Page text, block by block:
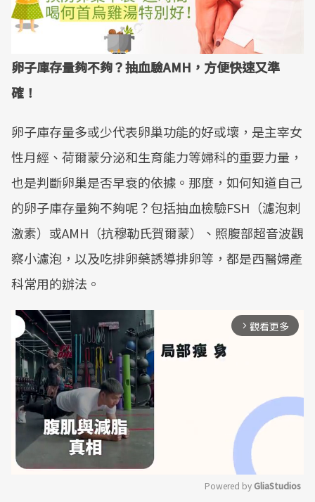
卵子庫存量夠不夠？抽血驗AMH，方便快速又準
確！
卵子庫存量多或少代表卵巢功能的好或壞，是主宰女
性月經、荷爾蒙分泌和生育能力等婦科的重要力量，
也是判斷卵巢是否早衰的依據。那麼，如何知道自己
的卵子庫存量夠不夠呢？包括抽血檢驗FSH（濾泡刺
激素）或AMH（抗穆勒氏賀爾蒙）、照腹部超音波觀
察小濾泡，以及吃排卵藥誘導排卵等，都是西醫婦產
科常用的辦法。
arrow_forward_ios 觀看更多
Powered by GliaStudios